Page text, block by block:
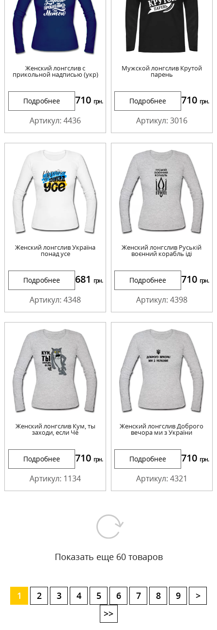
Женский лонгслив с
прикольной надписью (укр)
Подробнее 710 грн.
Артикул: 4436
Мужской лонгслив Крутой
парень
Подробнее 710 грн.
Артикул: 3016
Женский лонгслив Україна
понад усе
Подробнее 681 грн.
Артикул: 4348
Женский лонгслив Руській
воєнний корабль іді
Подробнее 710 грн.
Артикул: 4398
Женский лонгслив Кум, ты
заходи, если Чё
Подробнее 710 грн.
Артикул: 1134
Женский лонгслив Доброго
вечора ми з України
Подробнее 710 грн.
Артикул: 4321
Показать еще 60 товаров
1 2 3 4 5 6 7 8 9
>
>>